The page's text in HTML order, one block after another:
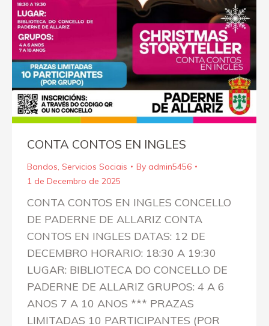
CONTA CONTOS EN INGLES
Bandos, Servicios Sociais By admin5456
1 de Decembro de 2025
CONTA CONTOS EN INGLES CONCELLO
DE PADERNE DE ALLARIZ CONTA
CONTOS EN INGLES DATAS: 12 DE
DECEMBRO HORARIO: 18:30 A 19:30
LUGAR: BIBLIOTECA DO CONCELLO DE
PADERNE DE ALLARIZ GRUPOS: 4 A 6
ANOS 7 A 10 ANOS *** PRAZAS
LIMITADAS 10 PARTICIPANTES (POR